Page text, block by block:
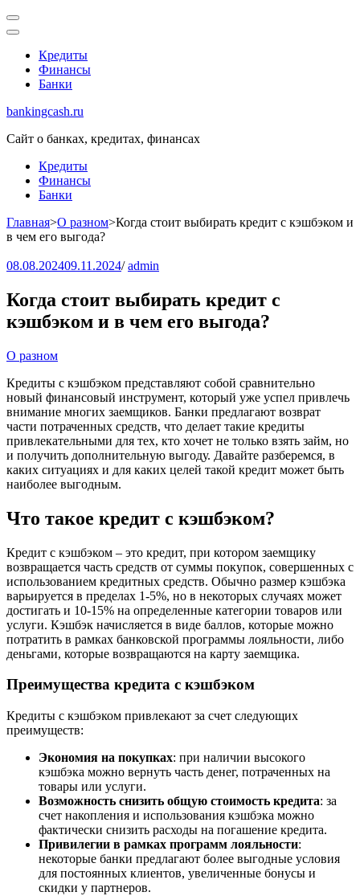
Перейти
к
(нажмите
Enter)
Кредиты
Финансы
Банки
bankingcash.ru
Сайт о банках, кредитах, финансах
Кредиты
Финансы
Банки
Главная>О разном>Когда стоит выбирать кредит с кэшбэком и
в чем его выгода?
08.08.202409.11.2024/ admin
Когда стоит выбирать кредит с
кэшбэком и в чем его выгода?
О разном
Кредиты с кэшбэком представляют собой сравнительно
новый финансовый инструмент, который уже успел привлечь
внимание многих заемщиков. Банки предлагают возврат
части потраченных средств, что делает такие кредиты
привлекательными для тех, кто хочет не только взять займ, но
и получить дополнительную выгоду. Давайте разберемся, в
каких ситуациях и для каких целей такой кредит может быть
наиболее выгодным.
Что такое кредит с кэшбэком?
Кредит с кэшбэком – это кредит, при котором заемщику
возвращается часть средств от суммы покупок, совершенных с
использованием кредитных средств. Обычно размер кэшбэка
варьируется в пределах 1-5%, но в некоторых случаях может
достигать и 10-15% на определенные категории товаров или
услуги. Кэшбэк начисляется в виде баллов, которые можно
потратить в рамках банковской программы лояльности, либо
деньгами, которые возвращаются на карту заемщика.
Преимущества кредита с кэшбэком
Кредиты с кэшбэком привлекают за счет следующих
преимуществ:
Экономия на покупках: при наличии высокого
кэшбэка можно вернуть часть денег, потраченных на
товары или услуги.
Возможность снизить общую стоимость кредита: за
счет накопления и использования кэшбэка можно
фактически снизить расходы на погашение кредита.
Привилегии в рамках программ лояльности:
некоторые банки предлагают более выгодные условия
для постоянных клиентов, увеличенные бонусы и
скидки у партнеров.